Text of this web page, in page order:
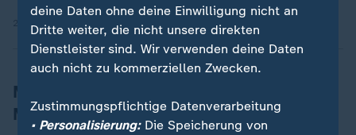
20.01.2026 | 2:42 min
Mehrheit der Amerikaner lehnt Trumps
Migrationspolitik ab
deine Daten ohne deine Einwilligung nicht an
Dritte weiter, die nicht unsere direkten
Dienstleister sind. Wir verwenden deine Daten
auch nicht zu kommerziellen Zwecken.
Zustimmungspflichtige Datenverarbeitung
• Personalisierung:Die Speicherung von